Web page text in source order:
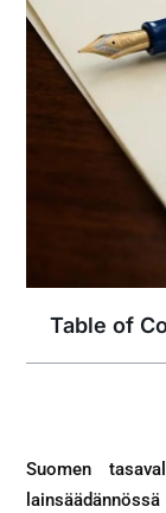
Table of
Suomen